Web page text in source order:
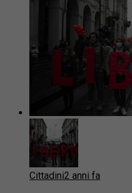
Cittadini2 anni fa